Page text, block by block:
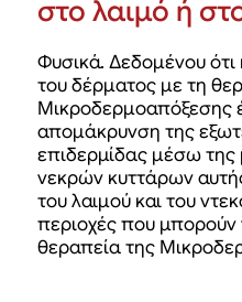
στο λαιμό ή
Φυσικά. Δεδομένου
του δέρματος με τη
Μικροδερμοαπόξεσης
απομάκρυνση της
επιδερμίδας μέσω
νεκρών κυττάρων
του λαιμού και του
περιοχές που
θεραπεία της